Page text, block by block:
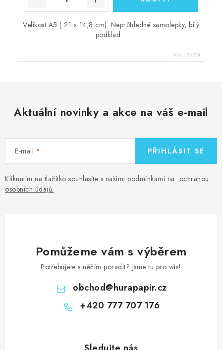
Velikost A5 ( 21 x 14,8 cm). Neprůhledné samolepky, bílý
podklad.
Kód: 85254
Aktuální novinky a akce na váš e-mail
E-mail
Kliknutím na tlačítko souhlasíte s našimi podmínkami na ochranou
osobních údajů.
PŘIHLÁSIT SE
Pomůžeme vám s výběrem
Potřebujete s něčím poradit? Jsme tu pro vás!
obchod@hurapapir.cz
+420 777 707 176